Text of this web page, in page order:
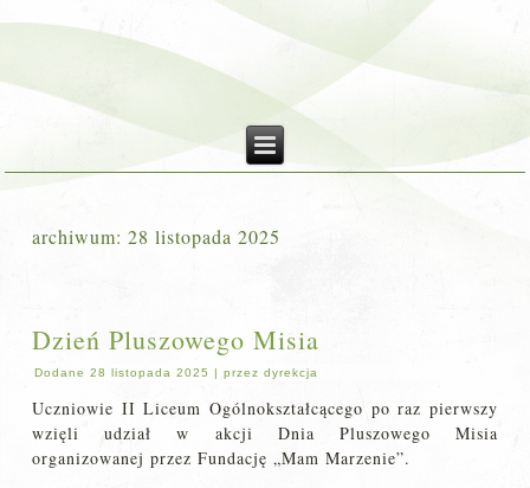
archiwum:28 listopada 2025
Dzień Pluszowego Misia
Dodane 28 listopada 2025 |przez dyrekcja
Uczniowie II Liceum Ogólnokształcącego po raz pierwszy
wzięli udział w akcji Dnia Pluszowego Misia
organizowanej przez Fundację „Mam Marzenie”.